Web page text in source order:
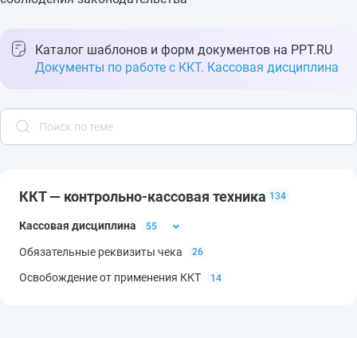
Каталог шаблонов и форм документов на PPT.RU
Документы по работе с ККТ. Кассовая дисциплина
ККТ — контрольно-кассовая техника 134
Кассовая дисциплина 55
Документы по работе с ККТ. Кассовая
дисциплина
17
Обязательные реквизиты чека 26
Освобождение от применения ККТ 14